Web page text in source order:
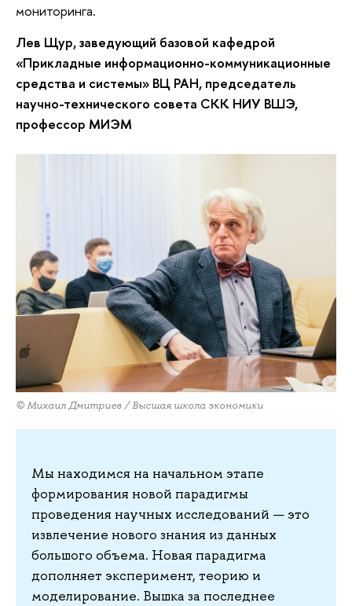
мониторинга.
Лев Щур, заведующий базовой кафедрой
«Прикладные информационно-коммуникационные
средства и системы» ВЦ РАН, председатель
научно-технического совета СКК НИУ ВШЭ,
профессор МИЭМ
© Михаил Дмитриев / Высшая школа экономики
Мы находимся на начальном этапе
формирования новой парадигмы
проведения научных исследований — это
извлечение нового знания из данных
большого объема. Новая парадигма
дополняет эксперимент, теорию и
моделирование. Вышка за последнее